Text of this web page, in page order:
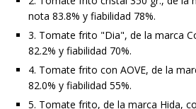
nota 83.8% y fiabilidad 78%.
3. Tomate frito "Dia", de la marca
82.2% y fiabilidad 70%.
4. Tomate frito con AOVE, de la
82.0% y fiabilidad 55%.
5. Tomate frito, de la marca Hida,